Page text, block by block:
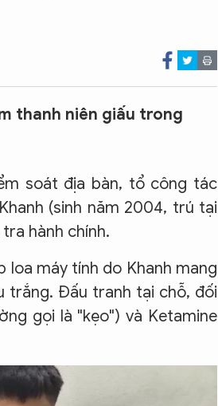
thanh niên giấu trong
soát địa bàn, tổ công tác
(sinh năm 2004, trú tại
hành chính.
máy tính do Khanh mang
trắng. Đấu tranh tại chỗ, đối
gọi là "kẹo") và Ketamine